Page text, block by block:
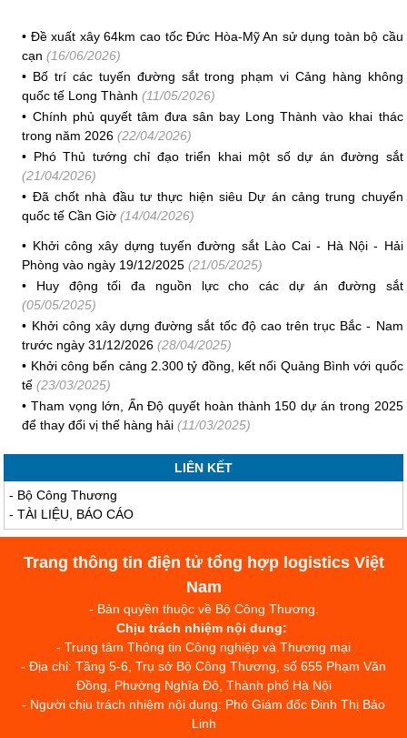
• Đề xuất xây 64km cao tốc Đức Hòa-Mỹ An sử dụng toàn bộ cầu
cạn (16/06/2026)
• Bố trí các tuyến đường sắt trong phạm vi Cảng hàng không
quốc tế Long Thành (11/05/2026)
• Chính phủ quyết tâm đưa sân bay Long Thành vào khai thác
trong năm 2026 (22/04/2026)
• Phó Thủ tướng chỉ đạo triển khai một số dự án đường sắt
(21/04/2026)
• Đã chốt nhà đầu tư thực hiện siêu Dự án cảng trung chuyển
quốc tế Cần Giờ (14/04/2026)
• Khởi công xây dựng tuyến đường sắt Lào Cai - Hà Nội - Hải
Phòng vào ngày 19/12/2025 (21/05/2025)
• Huy động tối đa nguồn lực cho các dự án đường sắt
(05/05/2025)
• Khởi công xây dựng đường sắt tốc độ cao trên trục Bắc - Nam
trước ngày 31/12/2026 (28/04/2025)
• Khởi công bến cảng 2.300 tỷ đồng, kết nối Quảng Bình với quốc
tế (23/03/2025)
•Tham vọng lớn, Ấn Độ quyết hoàn thành 150 dự án trong 2025
để thay đổi vị thế hàng hải(11/03/2025)
LIÊN KẾT
- Bộ Công Thương
-TÀI LIỆU, BÁO CÁO
Trang thông tin điện tử tổng hợp logistics Việt
Nam
- Bản quyền thuộc về Bộ Công Thương.
Chịu trách nhiệm nội dung:
- Trung tâm Thông tin Công nghiệp và Thương mại
- Địa chỉ: Tầng 5-6, Trụ sở Bộ Công Thương, số 655 Phạm Văn
Đồng, Phường Nghĩa Đô, Thành phố Hà Nội
- Người chịu trách nhiệm nội dung: Phó Giám đốc Đinh Thị Bảo
Linh